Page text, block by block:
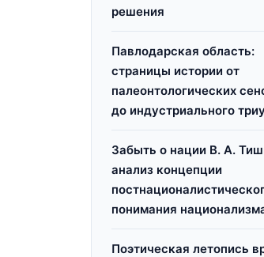
решения
Павлодарская область:
страницы истории от
палеонтологических
до индустриального
Забыть о нации В. А.
анализ концепции
понимания
Поэтическая летопись